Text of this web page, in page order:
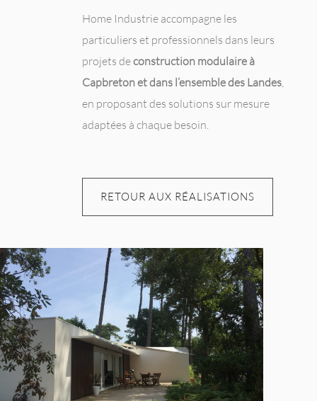
Home Industrie accompagne les
particuliers et professionnels dans leurs
projets deconstruction modulaire à
Capbreton et dans l’ensemble des Landes
en proposant des solutions sur mesure
adaptées à chaque besoin.
RETOUR AUX RÉALISATIONS